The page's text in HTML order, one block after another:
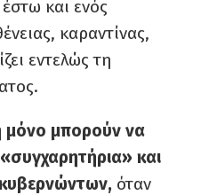
και ενός
καραντίνας,
εντελώς τη
μόνο μπορούν να
και
όταν